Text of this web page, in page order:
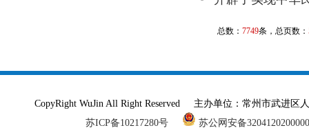
总数： 7749条，总页数：
CopyRight WuJin All Right Reserved 主办单位：常州市武进
苏ICP备10217280号
苏公网安备